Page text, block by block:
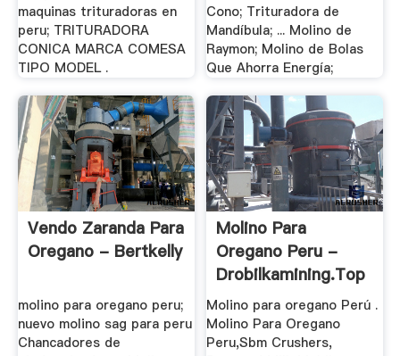
maquinas trituradoras en
peru; TRITURADORA
CONICA MARCA COMESA
TIPO MODEL .
Cono; Trituradora de
Mandíbula; ... Molino de
Raymon; Molino de Bolas
Que Ahorra Energía;
Vendo Zaranda Para
Oregano - Bertkelly
molino para oregano peru;
nuevo molino sag para peru
Chancadores de
Molino Para
Oregano Peru -
Drobilkamining.top
Molino para oregano Perú .
Molino Para Oregano
Peru,Sbm Crushers,